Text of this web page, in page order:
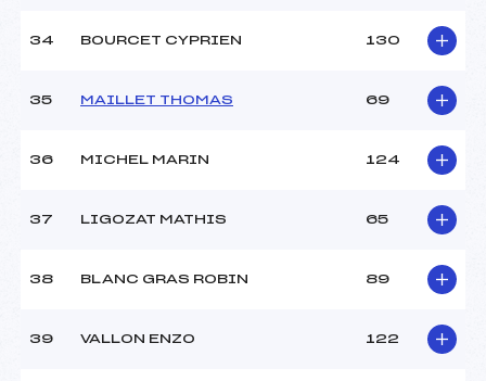
34 BOURCET CYPRIEN 130
35 MAILLET THOMAS 69
36 MICHEL MARIN 124
37 LIGOZAT MATHIS 65
38 BLANC GRAS ROBIN 89
39 VALLON ENZO 122